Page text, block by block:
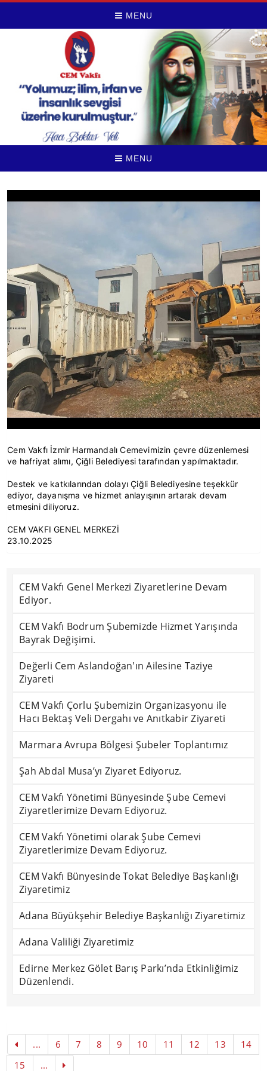
MENU
MENU
Cem Vakfı İzmir Harmandalı Cemevimizin çevre düzenlemesi
ve hafriyat alımı, Çiğli Belediyesi tarafından yapılmaktadır.
Destek ve katkılarından dolayı Çiğli Belediyesine teşekkür
ediyor, dayanışma ve hizmet anlayışının artarak devam
etmesini diliyoruz.
CEM VAKFI GENEL MERKEZİ
23.10.2025
CEM Vakfı Genel Merkezi Ziyaretlerine Devam
Ediyor.
CEM Vakfı Bodrum Şubemizde Hizmet Yarışında
Bayrak Değişimi.
Değerli Cem Aslandoğan'ın Ailesine Taziye
Ziyareti
CEM Vakfı Çorlu Şubemizin Organizasyonu ile
Hacı Bektaş Veli Dergahı ve Anıtkabir Ziyareti
Marmara Avrupa Bölgesi Şubeler Toplantımız
Şah Abdal Musa’yı Ziyaret Ediyoruz.
CEM Vakfı Yönetimi Bünyesinde Şube Cemevi
Ziyaretlerimize Devam Ediyoruz.
CEM Vakfı Yönetimi olarak Şube Cemevi
Ziyaretlerimize Devam Ediyoruz.
CEM Vakfı Bünyesinde Tokat Belediye Başkanlığı
Ziyaretimiz
Adana Büyükşehir Belediye Başkanlığı Ziyaretimiz
Adana Valiliği Ziyaretimiz
Edirne Merkez Gölet Barış Parkı’nda Etkinliğimiz
Düzenlendi.
... 6 7 8 9 10 11 12 13
14
15
...